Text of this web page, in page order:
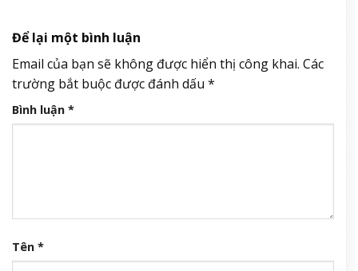
Để lại một bình luận
Email của bạn sẽ không được hiển thị công khai. Các
trường bắt buộc được đánh dấu *
Bình luận *
Tên *